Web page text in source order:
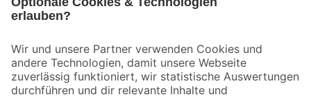
Der toom Newsletter: Keine Angebote und Aktionen mehr verpassen!
Zur Newsletter Anmeldung